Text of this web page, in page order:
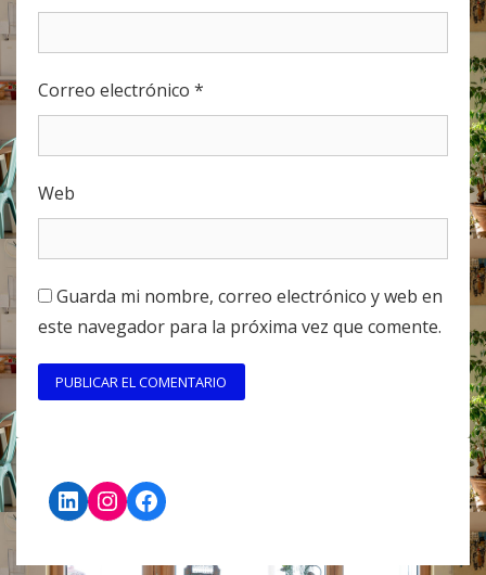
Correo electrónico *
Web
Guarda mi nombre, correo electrónico y web en
este navegador para la próxima vez que comente.
LinkedIn
Instagram
Facebook